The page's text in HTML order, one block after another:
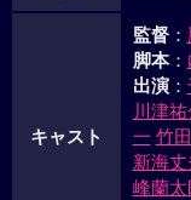
するトラックに飛び
倒れてしまった。
まれる大介と明。
人はケイの遺髪を
が、沖縄にケイの
る二人を堂島の一
キャスト
監督：
脚本：
出演：
川津祐
一 竹
新海丈
峰蘭太